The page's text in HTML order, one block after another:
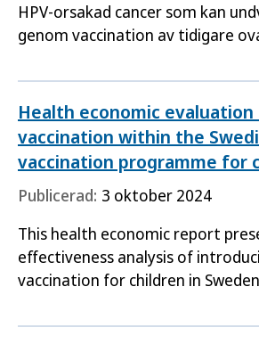
HPV-orsakad cancer som kan
genom vaccination av tidigare
beroende…
Health economic
vaccination within the
vaccination programme for
Publicerad: 3 oktober 2024
This health economic report
effectiveness analysis of
vaccination for children in
analyses of…